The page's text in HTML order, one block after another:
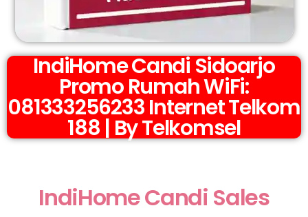
IndiHome Candi Sidoarjo
Promo Rumah WiFi:
081333256233 Internet Telkom
188 | By Telkomsel
IndiHome Candi Sales